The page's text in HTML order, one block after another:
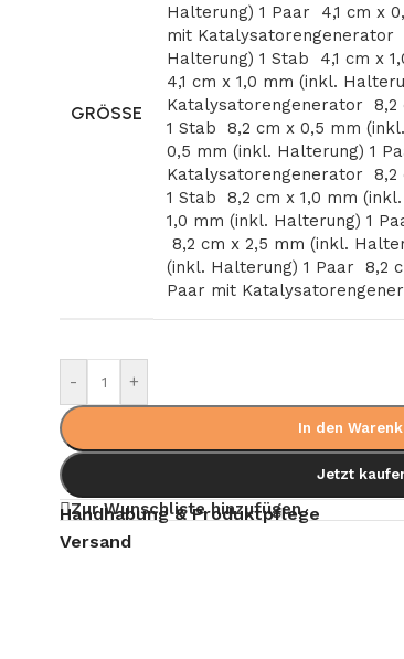
GRÖSSE
Halterung) 1 Paar
4,1 cm x
mit Katalysatorengenerator
Halterung) 1 Stab
4,1 cm x
4,1 cm x 1,0 mm (inkl.
Katalysatorengenerator
8,2
1 Stab
8,2 cm x 0,5 mm
0,5 mm (inkl. Halterung) 1
Katalysatorengenerator
8,2
1 Stab
8,2 cm x 1,0 mm
1,0 mm (inkl. Halterung) 1
8,2 cm x 2,5 mm (inkl.
(inkl. Halterung) 1 Paar
8,2
Paar mit
- +
In den
Jetzt
Zur Wunschliste hinzufügen
Handhabung & Produktpflege
Versand